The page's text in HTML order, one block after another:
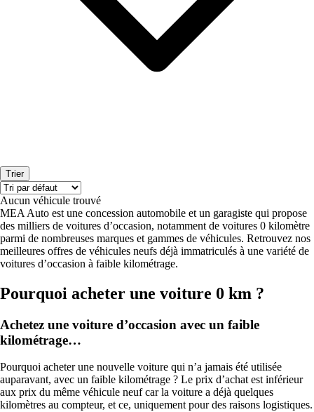
Trier
Aucun véhicule trouvé
MEA Auto est une concession automobile et un garagiste qui propose
des milliers de voitures d’occasion, notamment de voitures 0 kilomètre
parmi de nombreuses marques et gammes de véhicules. Retrouvez nos
meilleures offres de véhicules neufs déjà immatriculés à une variété de
voitures d’occasion à faible kilométrage.
Pourquoi acheter une voiture 0 km ?
Achetez une voiture d’occasion avec un faible
kilométrage…
Pourquoi acheter une nouvelle voiture qui n’a jamais été utilisée
auparavant, avec un faible kilométrage ? Le prix d’achat est inférieur
aux prix du même véhicule neuf car la voiture a déjà quelques
kilomètres au compteur, et ce, uniquement pour des raisons logistiques.